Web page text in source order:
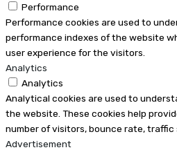
Performance
Performance cookies are used to
performance indexes of the website
user experience for the visitors.
Analytics
Analytics
Analytical cookies are used to
the website. These cookies help
number of visitors, bounce rate, traffic
Advertisement